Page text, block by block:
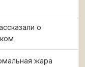
о
жара